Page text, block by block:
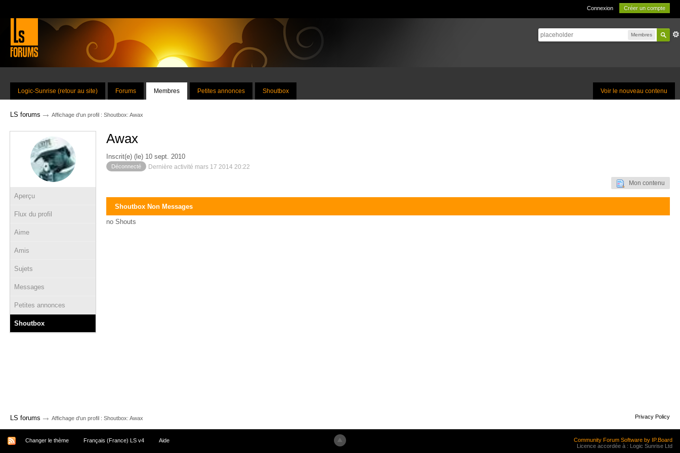
Connexion Créer un compte
Membres
Voir le nouveau contenu
Logic-Sunrise (retour au site) Forums Membres Petites annonces Shoutbox
LS forums → Affichage d'un profil : Shoutbox: Awax
Aperçu
Flux du profil
Aime
Amis
Sujets
Messages
Petites annonces
Shoutbox
Awax
Inscrit(e) (le) 10 sept. 2010
Déconnecté Dernière activité mars 17 2014 20:22
Mon contenu
Shoutbox Non Messages
no Shouts
LS forums → Affichage d'un profil : Shoutbox: Awax Privacy Policy
Changer le thème Français (France) LS v4 Aide
Community Forum Software by IP.Board
Licence accordée à : Logic Sunrise Ltd